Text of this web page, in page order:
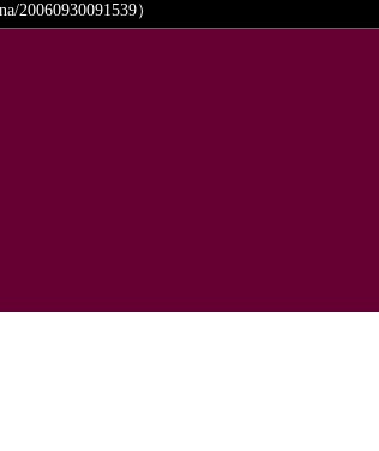
20060930091539）